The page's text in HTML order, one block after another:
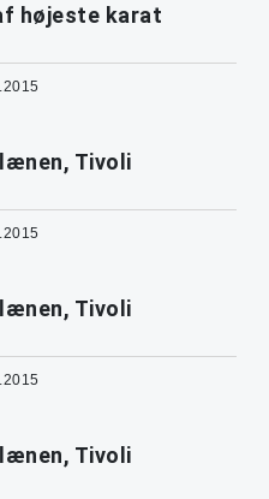
højeste karat
Tivoli
Tivoli
Tivoli